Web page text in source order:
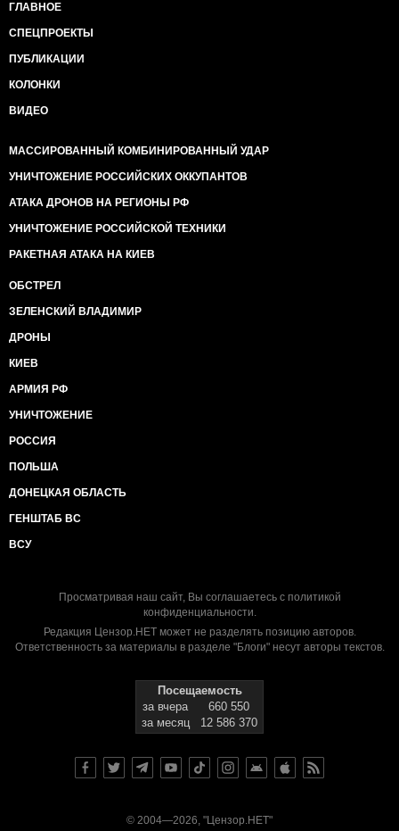
ГЛАВНОЕ
СПЕЦПРОЕКТЫ
ПУБЛИКАЦИИ
КОЛОНКИ
ВИДЕО
МАССИРОВАННЫЙ КОМБИНИРОВАННЫЙ УДАР
УНИЧТОЖЕНИЕ РОССИЙСКИХ ОККУПАНТОВ
АТАКА ДРОНОВ НА РЕГИОНЫ РФ
УНИЧТОЖЕНИЕ РОССИЙСКОЙ ТЕХНИКИ
РАКЕТНАЯ АТАКА НА КИЕВ
ОБСТРЕЛ
ЗЕЛЕНСКИЙ ВЛАДИМИР
ДРОНЫ
КИЕВ
АРМИЯ РФ
УНИЧТОЖЕНИЕ
РОССИЯ
ПОЛЬША
ДОНЕЦКАЯ ОБЛАСТЬ
ГЕНШТАБ ВС
ВСУ
Просматривая наш сайт, Вы соглашаетесь с политикой
конфиденциальности.
Редакция Цензор.НЕТ может не разделять позицию авторов.
Ответственность за материалы в разделе "Блоги" несут авторы текстов.
Посещаемость
за вчера
660 550
за месяц
12 586 370
© 2004—2026, "Цензор.НЕТ"